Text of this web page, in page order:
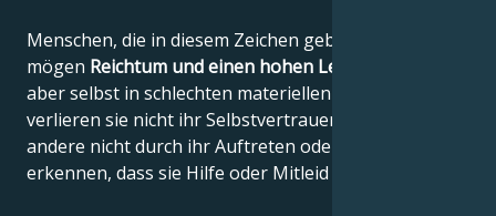
Menschen, die in diesem Zeichen geboren sind,
mögen Reichtum und einen hohen Lebensstandard
aber selbst in schlechten materiellen Situationen
verlieren sie nicht ihr Selbstvertrauen und lassen
andere nicht durch ihr Auftreten oder Verhalten
erkennen, dass sie Hilfe oder Mitleid brauchen.